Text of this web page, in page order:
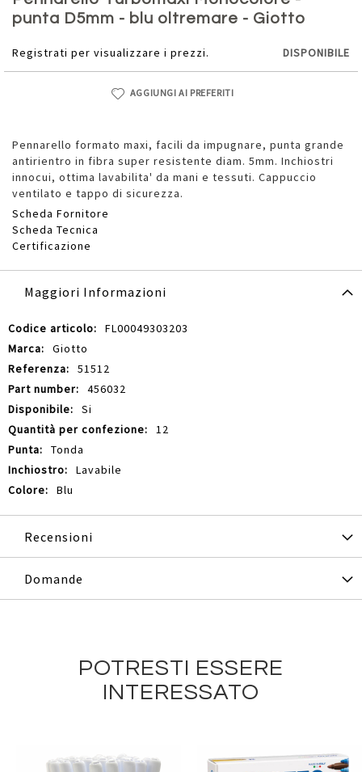
punta D5mm - blu oltremare - Giotto
Registrati per visualizzare i prezzi. DISPONIBILE
AGGIUNGI AI PREFERITI
Pennarello formato maxi, facili da impugnare, punta grande
antirientro in fibra super resistente diam. 5mm. Inchiostri
innocui, ottima lavabilita' da mani e tessuti. Cappuccio
ventilato e tappo di sicurezza.
Scheda Fornitore
Scheda Tecnica
Certificazione
della
galleria
immagini
Maggiori Informazioni
Maggiori
Informazioni
FL00049303203
Giotto
51512
456032
Si
12
Tonda
Lavabile
Blu
Recensioni
Domande
POTRESTI ESSERE
INTERESSATO